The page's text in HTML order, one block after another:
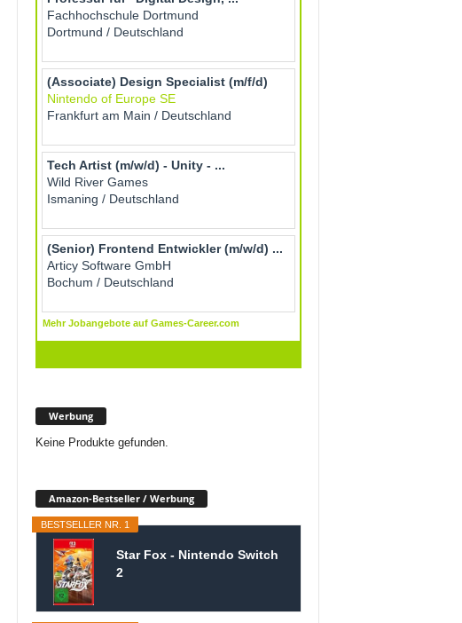
Werbung
Keine Produkte gefunden.
Amazon-Bestseller / Werbung
BESTSELLER NR. 1
Star Fox - Nintendo Switch
2